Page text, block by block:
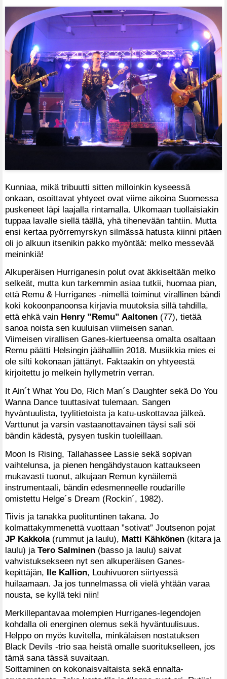
Kunniaa, mikä tribuutti sitten milloinkin kyseessä
onkaan, osoittavat yhtyeet ovat viime aikoina Suomessa
puskeneet läpi laajalla rintamalla. Ulkomaan tuollaisiakin
tuppaa lavalle siellä täällä, yhä tihenevään tahtiin. Mutta
ensi kertaa pyörremyrskyn silmässä hatusta kiinni pitäen
oli jo alkuun itsenikin pakko myöntää: melko messevää
meininkiä!
Alkuperäisen Hurriganesin polut ovat äkkiseltään melko
selkeät, mutta kun tarkemmin asiaa tutkii, huomaa pian,
että Remu & Hurriganes -nimellä toiminut virallinen bändi
koki kokoonpanoonsa kirjavia muutoksia sillä tahdilla,
että ehkä vain Henry ”Remu” Aaltonen (77), tietää
sanoa noista sen kuuluisan viimeisen sanan.
Viimeisen virallisen Ganes-kiertueensa omalta osaltaan
Remu päätti Helsingin jäähalliin 2018. Musiikkia mies ei
ole silti kokonaan jättänyt. Faktaakin on yhtyeestä
kirjoitettu jo melkein hyllymetrin verran.
It Ain´t What You Do, Rich Man´s Daughter sekä Do You
Wanna Dance tuuttasivat tulemaan. Sangen
hyväntuulista, tyylitietoista ja katu-uskottavaa jälkeä.
Varttunut ja varsin vastaanottavainen täysi sali söi
bändin kädestä, pysyen tuskin tuoleillaan.
Moon Is Rising, Tallahassee Lassie sekä sopivan
vaihtelunsa, ja pienen hengähdystauon kattaukseen
mukavasti tuonut, alkujaan Remun kynäilemä
instrumentaali, bändin edesmenneelle roudarille
omistettu Helge´s Dream (Rockin´, 1982).
Tiivis ja tanakka puolituntinen takana. Jo
kolmattakymmenettä vuottaan ”sotivat” Joutsenon pojat
JP Kakkola(rummut ja laulu), Matti Kähkönen (kitara ja
laulu) ja Tero Salminen (basso ja laulu) saivat
vahvistuksekseen nyt sen alkuperäisen Ganes-
kepittäjän, Ile Kallion, Louhivuoren siirtyessä
huilaamaan. Ja jos tunnelmassa oli vielä yhtään varaa
nousta, se kyllä teki niin!
Merkillepantavaa molempien Hurriganes-legendojen
kohdalla oli energinen olemus sekä hyväntuulisuus.
Helppo on myös kuvitella, minkälaisen nostatuksen
Black Devils -trio saa heistä omalle suoritukselleen, jos
tämä sana tässä suvaitaan.
Soittaminen on kokonaisvaltaista sekä ennalta-